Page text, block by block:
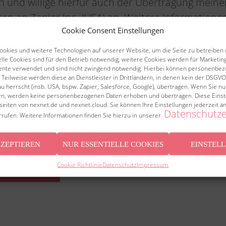
Cookie Consent Einstellungen
und weitere Technologien auf unserer Website, um die Seite zu betreiben
Cookies sind für den Betrieb notwendig, weitere Cookies werden für
verwendet und sind nicht zwingend notwendig. Hierbei können
werden diese an Dienstleister in Drittländern, in denen kein der
herrscht (insb. USA, bspw. Zapier, Salesforce, Google), übertragen. Wenn Sie
werden keine personenbezogenen Daten erhoben und übertragen. Diese
von nexnet.de und nexnet.cloud. Sie können Ihre Einstellungen jederzeit
Weitere Informationen finden Sie hierzu in unserer
NUR ESSENTIELLE COOKIES
Cookie RichtlinieDatenschutzImpressum
an Zapier Inc. (USA) an. Weitere
.
Umfang der Speicherung meiner
informiert.
UM DER VERWENDUNG VON GOOGLE